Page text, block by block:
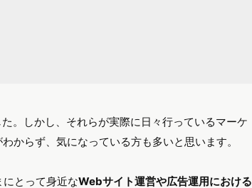
。しかし、それらが実際に日々行っているマーケ
からず、気になっている方も多いと思います。
とって身近なWebサイト運営や広告運用における